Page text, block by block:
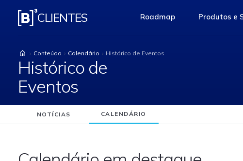
Histórico de Eventos
CLIENTES access-the-page
Roadmap Produtos e
Conteúdo Calendário Histórico de Eventos
Histórico de
Eventos
NOTÍCIAS CALENDÁRIO